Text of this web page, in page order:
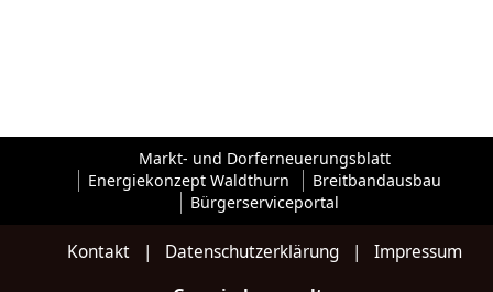
Markt- und Dorferneuerungsblatt
Energiekonzept Waldthurn
Breitbandausbau
Bürgerserviceportal
Kontakt| Datenschutzerklärung| Impressum